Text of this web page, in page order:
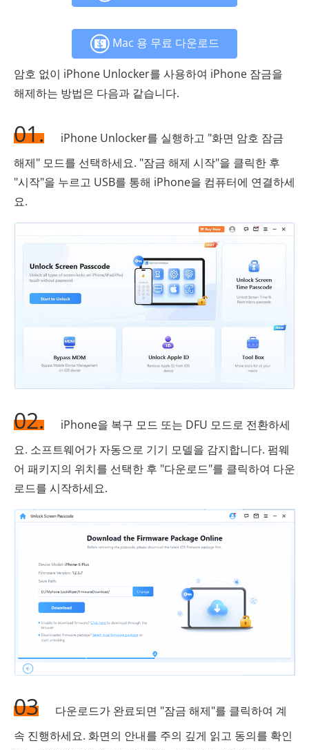
Mac 용 무료 다운로드
암호 없이 iPhone Unlocker를 사용하여 iPhone 잠금을
해제하는 방법은 다음과 같습니다.
01.
iPhone Unlocker를 실행하고 "화면 암호 잠금
해제" 모드를 선택하세요. "잠금 해제 시작"을 클릭한 후
"시작"을 누르고 USB를 통해 iPhone을 컴퓨터에 연결하세
요.
02.
iPhone을 복구 모드 또는 DFU 모드로 전환하세
요. 소프트웨어가 자동으로 기기 모델을 감지합니다. 펌웨
어 패키지의 위치를 선택한 후 "다운로드"를 클릭하여 다운
로드를 시작하세요.
03
다운로드가 완료되면 "잠금 해제"를 클릭하여 계
속 진행하세요. 화면의 안내를 주의 깊게 읽고 동의를 확인